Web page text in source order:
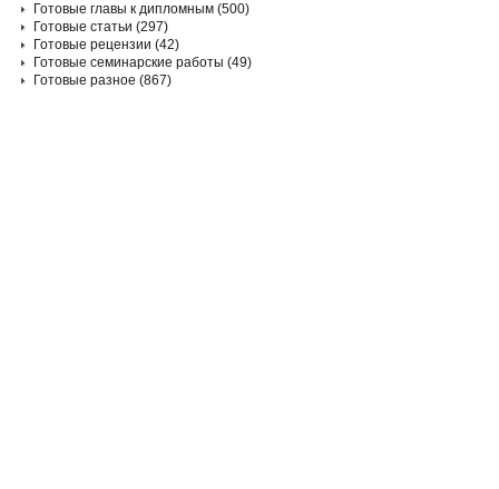
Готовые главы к дипломным (500)
Готовые статьи (297)
Готовые рецензии (42)
Готовые семинарские работы (49)
Готовые разное (867)